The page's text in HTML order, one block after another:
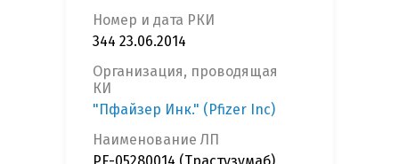
Номер и дата РКИ
344 23.06.2014
Организация, проводящая
КИ
"Пфайзер Инк." (Pfizer Inc)
Наименование ЛП